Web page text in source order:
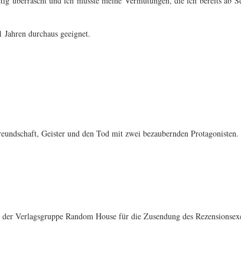
durchaus geeignet.
Geister und den Tod mit zwei bezaubernden Protagonisten.
Verlagsgruppe Random House für die Zusendung des